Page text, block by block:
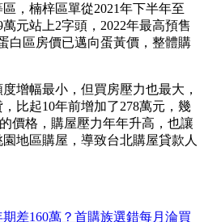
，楠梓區單從2021年下半年至
元站上2字頭，2022年最高預售
白區房價已邁向蛋黃價，整體購
增幅最小，但買房壓力也最大，
比起10年前增加了278萬元，幾
價格，購屋壓力年年升高，也讓
地區購屋，導致台北購屋貸款人
差160萬？首購族選錯每月淪買